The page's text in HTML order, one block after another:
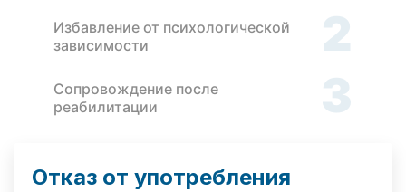
Избавление от психологической
зависимости
2
Сопровождение после
реабилитации
3
Отказ от употребления